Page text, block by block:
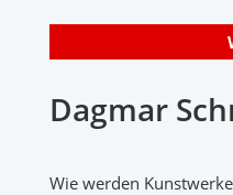
Dagmar
Wie werden